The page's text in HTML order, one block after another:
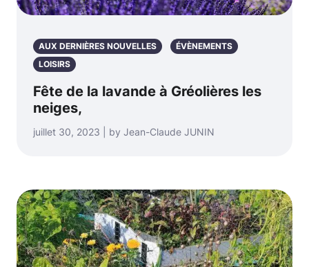
AUX DERNIÈRES NOUVELLES
ÉVÈNEMENTS
LOISIRS
Fête de la lavande à Gréolières les
neiges,
juillet 30, 2023 | by Jean-Claude JUNIN